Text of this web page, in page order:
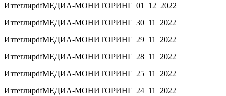
ИзтеглиpdfМЕДИА-МОНИТОРИНГ_01_12_2022
ИзтеглиpdfМЕДИА-МОНИТОРИНГ_30_11_2022
ИзтеглиpdfМЕДИА-МОНИТОРИНГ_29_11_2022
ИзтеглиpdfМЕДИА-МОНИТОРИНГ_28_11_2022
ИзтеглиpdfМЕДИА-МОНИТОРИНГ_25_11_2022
ИзтеглиpdfМЕДИА-МОНИТОРИНГ_24_11_2022